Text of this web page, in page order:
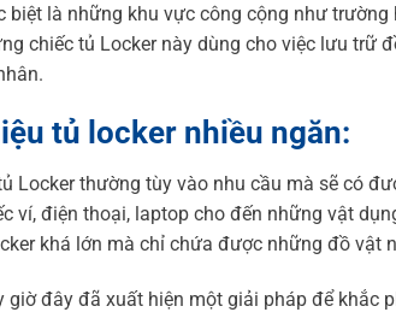
biệt là những khu vực công cộng như
chiếc tủ Locker này dùng cho việc lưu trữ
tủ locker nhiều ngăn:
Locker thường tùy vào nhu cầu mà sẽ có
ví, điện thoại, laptop cho đến những vật
khá lớn mà chỉ chứa được những đồ vật
giờ đây đã xuất hiện một giải pháp để khắc